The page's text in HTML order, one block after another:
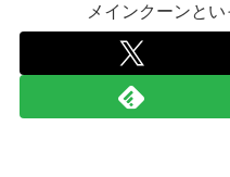
メインクーンと